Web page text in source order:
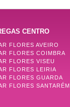
CENTRO
FLORES AVEIRO
FLORES COIMBRA
FLORES VISEU
FLORES LEIRIA
FLORES GUARDA
FLORES SANTARÉM